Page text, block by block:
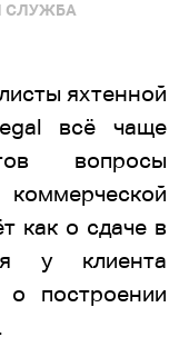
СЛУЖБА
яхтенной
всё чаще
вопросы
как о сдаче в
у клиента
о построении